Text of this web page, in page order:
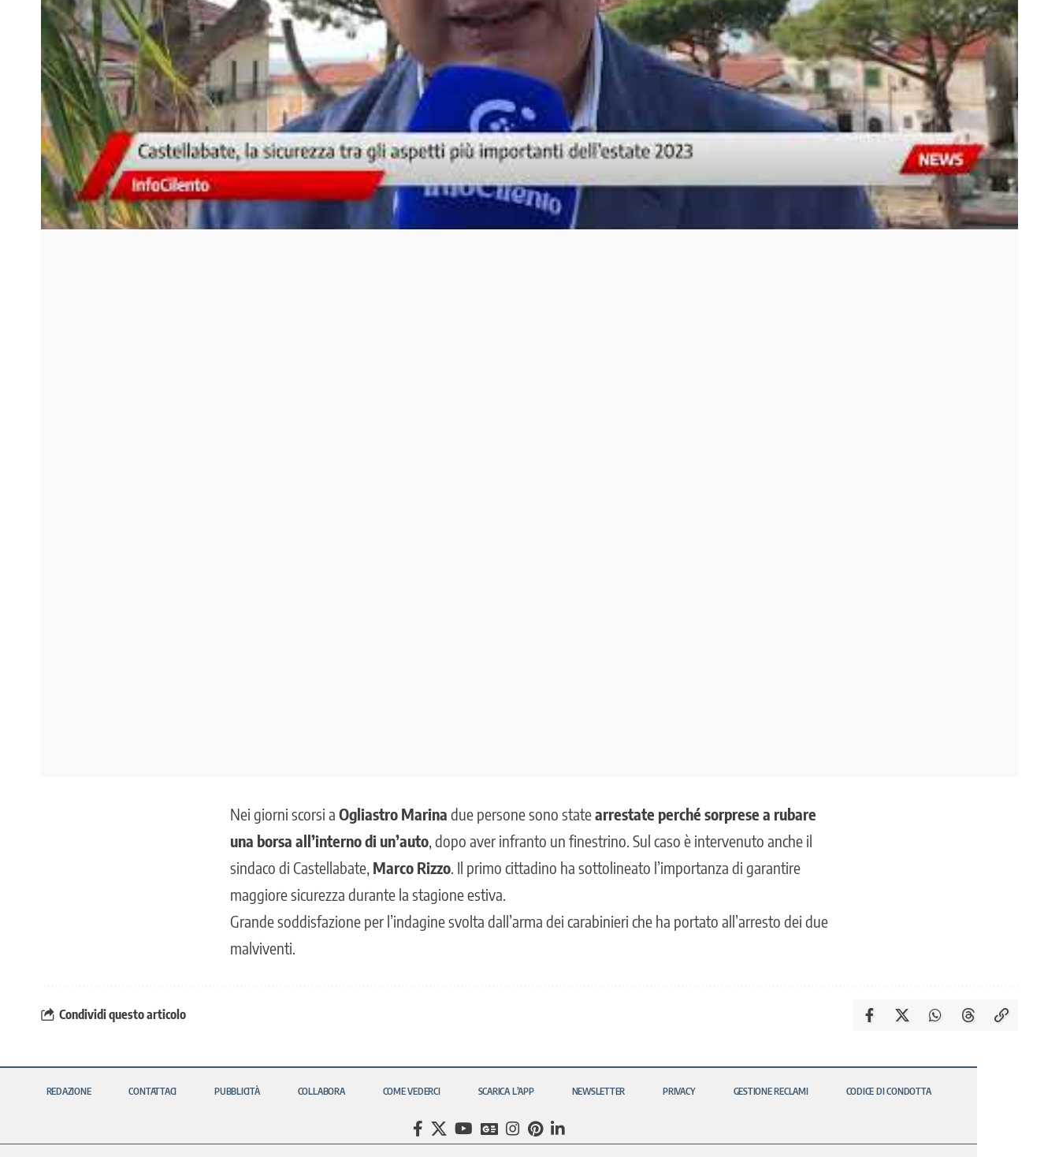
Nei giorni scorsi a Ogliastro Marina due persone sono statearrestate perché sorprese a rubare
una borsa all’interno di un’auto , dopo aver infranto un finestrino. Sul caso è intervenuto anche il
sindaco di Castellabate, Marco Rizzo . Il primo cittadino ha sottolineato l’importanza di garantire
maggiore sicurezza durante la stagione estiva.
Grande soddisfazione per l’indagine svolta dall’arma dei carabinieri che ha portato all’arresto dei due
malviventi.
Condividi questo articolo
REDAZIONE CONTATTACI PUBBLICITÀ COLLABORA COME VEDERCI SCARICA L’APP NEWSLETTER PRIVACY GESTIONE RECLAMI CODICE DI CONDOTTA